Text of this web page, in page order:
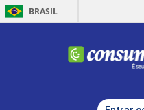
BRASIL